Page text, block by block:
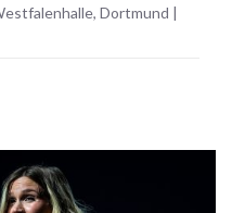
Dortmund |